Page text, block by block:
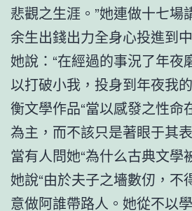
悲觀之生涯。”她連做十七場
余生出錢出力全身心投進到
她說：“在經過的事況了年夜
以打破小我，投身到年夜我
衡文學作品“當以感發之性命
為主，而不該只是著眼于其
當有人問她“為什么古典文學
她說“由於夫子之墻數仞，不
意做阿誰帶路人。她從不以